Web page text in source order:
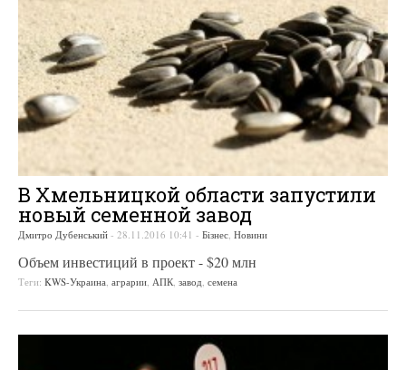
В Хмельницкой области запустили
новый семенной завод
Дмитро Дубенський - 28.11.2016 10:41 - Бізнес, Новини
Объем инвестиций в проект - $20 млн
Теги: KWS-Украина, аграрии, АПК, завод, семена